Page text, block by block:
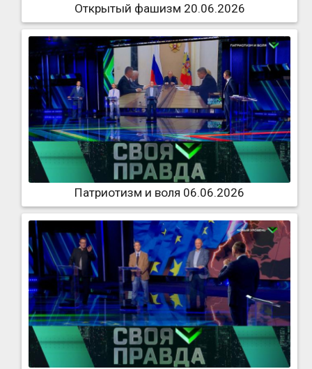
Открытый фашизм 20.06.2026
Патриотизм и воля 06.06.2026